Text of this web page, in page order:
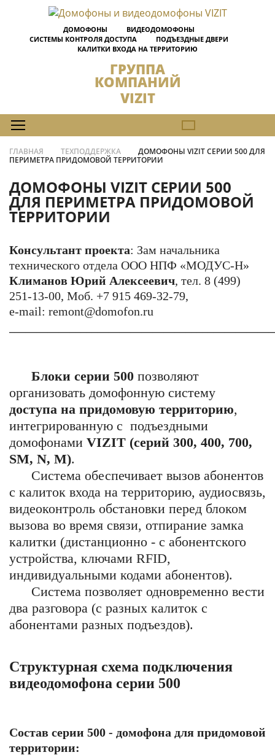
ДОМОФОНЫ
ВИДЕОДОМОФОНЫ
СИСТЕМЫ КОНТРОЛЯ ДОСТУПА
ПОДЪЕЗДНЫЕ ДВЕРИ
КАЛИТКИ ВХОДА НА ТЕРРИТОРИЮ
ГРУППА
КОМПАНИЙ
VIZIT
ГЛАВНАЯ ТЕХПОДДЕРЖКА
ДОМОФОНЫ VIZIT СЕРИИ 500 ДЛЯ
ПЕРИМЕТРА ПРИДОМОВОЙ ТЕРРИТОРИИ
ДОМОФОНЫ VIZIT СЕРИИ 500
ДЛЯ ПЕРИМЕТРА ПРИДОМОВОЙ
ТЕРРИТОРИИ
Консультант проекта: Зам начальника
технического отдела ООО НПФ «МОДУС-Н»
Климанов Юрий Алексеевич, тел. 8 (499)
251-13-00, Моб. +7 915 469-32-79,
e-mail: remont@domofon.ru
Блоки серии 500 позволяют
организовать домофонную систему
доступа на придомовую территорию,
интегрированную с подъездными
домофонами VIZIT (серий 300, 400, 700,
SM, N, M).
Система обеспечивает вызов абонентов
с калиток входа на территорию, аудиосвязь,
видеоконтроль обстановки перед блоком
вызова во время связи, отпирание замка
калитки (дистанционно - с абонентского
устройства, ключами RFID,
индивидуальными кодами абонентов).
Система позволяет одновременно вести
два разговора (с разных калиток с
абонентами разных подъездов).
Структурная схема подключения
видеодомофона серии 500
Состав серии 500 - домофона для придомовой
территории: